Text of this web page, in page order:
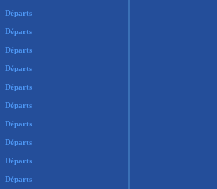
Départs
Départs
Départs
Départs
Départs
Départs
Départs
Départs
Départs
Départs